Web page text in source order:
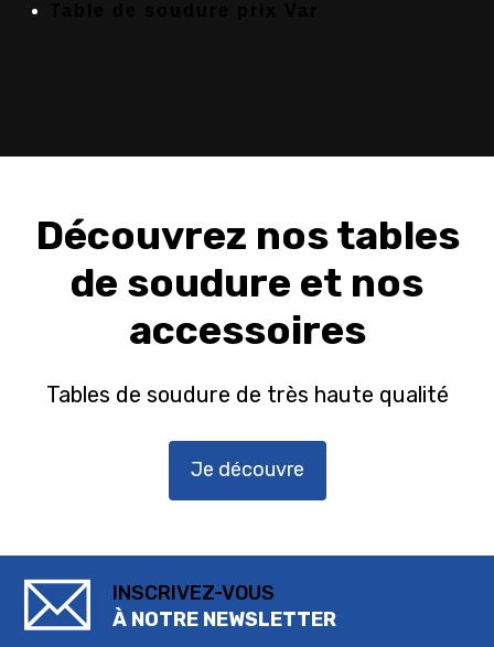
Découvrez nos tables
de soudure et nos
accessoires
Tables de soudure de très haute qualité
Je découvre
INSCRIVEZ-VOUS
À NOTRE NEWSLETTER